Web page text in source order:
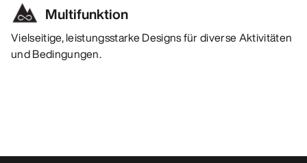
Multifunktion
Vielseitige, leistungsstarke Designs für diverse Aktivitäten
und Bedingungen.